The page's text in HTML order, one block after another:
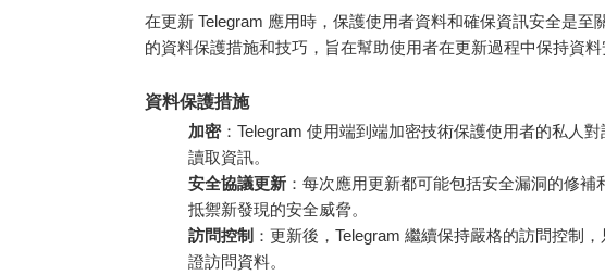
在更新 Telegram 應用時，保護使用者資料和確保資訊安全是至
的資料保護措施和技巧，旨在幫助使用者在更新過程中保持資料
資料保護措施
加密：Telegram 使用端到端加密技術保護使用者的私人
讀取資訊。
安全協議更新 ：每次應用更新都可能包括安全漏洞的修
抵禦新發現的安全威脅。
訪問控制 ：更新後，Telegram 繼續保持嚴格的訪問控制
證訪問資料。